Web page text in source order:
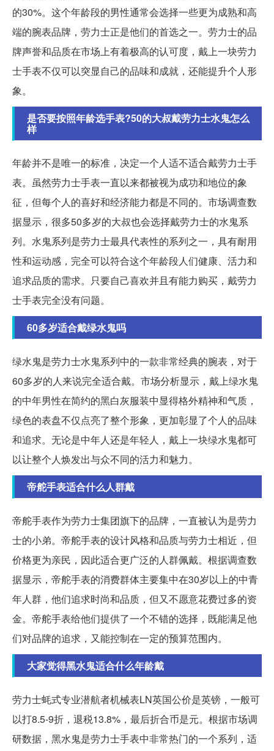
的30%。这个年龄段的男性通常会选择一些更为成熟和高
端的腕表品牌，劳力士正是他们的首选之一。劳力士的品
牌声誉和品质在市场上有着极高的认可度，戴上一块劳力
士手表不仅可以突显自己的品味和成就，还能提升个人形
象。
是否要按照年龄选手表?50的大叔戴劳力士水鬼怎么
样
年龄并不是唯一的标准，决定一个人适不适合戴劳力士手
表。虽然劳力士手表一直以来都被视为成功和地位的象
征，但每个人的喜好和经济能力都是不同的。市场调查数
据显示，很多50多岁的大叔也会选择戴劳力士的水鬼系
列。水鬼系列是劳力士最具代表性的系列之一，具有耐用
性和运动感，完全可以符合这个年龄段人们健康、活力和
追求品质的需求。只要自己喜欢并且有能力购买，戴劳力
士手表完全没有问题。
60多岁适合戴绿水鬼吗
绿水鬼是劳力士水鬼系列中的一款非常经典的腕表，对于
60多岁的人来说完全适合戴。市场分析显示，戴上绿水鬼
的中年男性在简约的黑白灰服装中显得格外精神和气质，
绿色的表盘不仅点亮了整个形象，更加彰显了个人的品味
和追求。无论是中年人还是年轻人，戴上一块绿水鬼都可
以让整个人焕发出与众不同的活力和魅力。
帝舵手表适合什么人群戴
帝舵手表作为劳力士集团旗下的品牌，一直被认为是劳力
士的小弟。帝舵手表的设计风格和品质与劳力士相近，但
价格更为亲民，因此适合更广泛的人群佩戴。根据调查数
据显示，帝舵手表的消费群体主要集中在30岁以上的中青
年人群，他们追求时尚和品质，但又不愿意花费过多的资
金。帝舵手表给他们提供了一个不错的选择，既能满足他
们对品牌的追求，又能控制在一定的预算范围内。
大家觉得黑水鬼适合什么年龄戴
劳力士蚝式专业潜航者机械表LN英国公价是英镑，一般可
以打8.5-9折，退税13.8%，最后折合币是元。根据市场调
研数据，黑水鬼是劳力士手表中非常热门的一个系列，适